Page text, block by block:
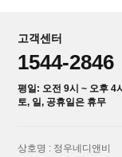
고객센터
1544-2846
평일: 오전 9시 ~ 오후 4시
토, 일, 공휴일은 휴무
상호명 : 정우네디앤비